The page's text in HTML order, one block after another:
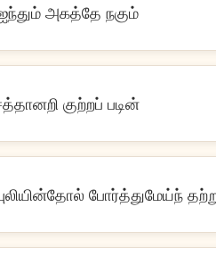
அகத்தே நகும்
குற்றப் படின்
போர்த்துமேய்ந்